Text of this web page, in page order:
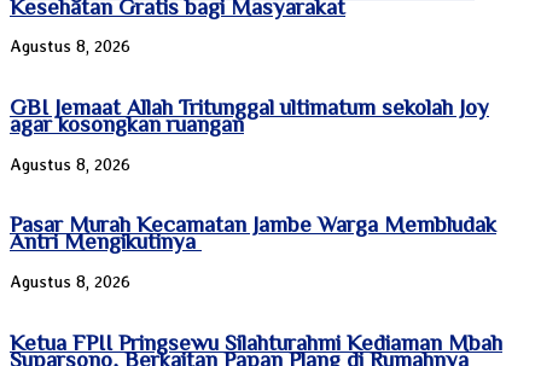
Kesehatan Gratis bagi Masyarakat
Agustus 8, 2026
GBI Jemaat Allah Tritunggal ultimatum sekolah Joy
agar kosongkan ruangan
Agustus 8, 2026
Pasar Murah Kecamatan Jambe Warga Membludak
Antri Mengikutinya
Agustus 8, 2026
Ketua FPII Pringsewu Silahturahmi Kediaman Mbah
Suparsono, Berkaitan Papan Plang di Rumahnya